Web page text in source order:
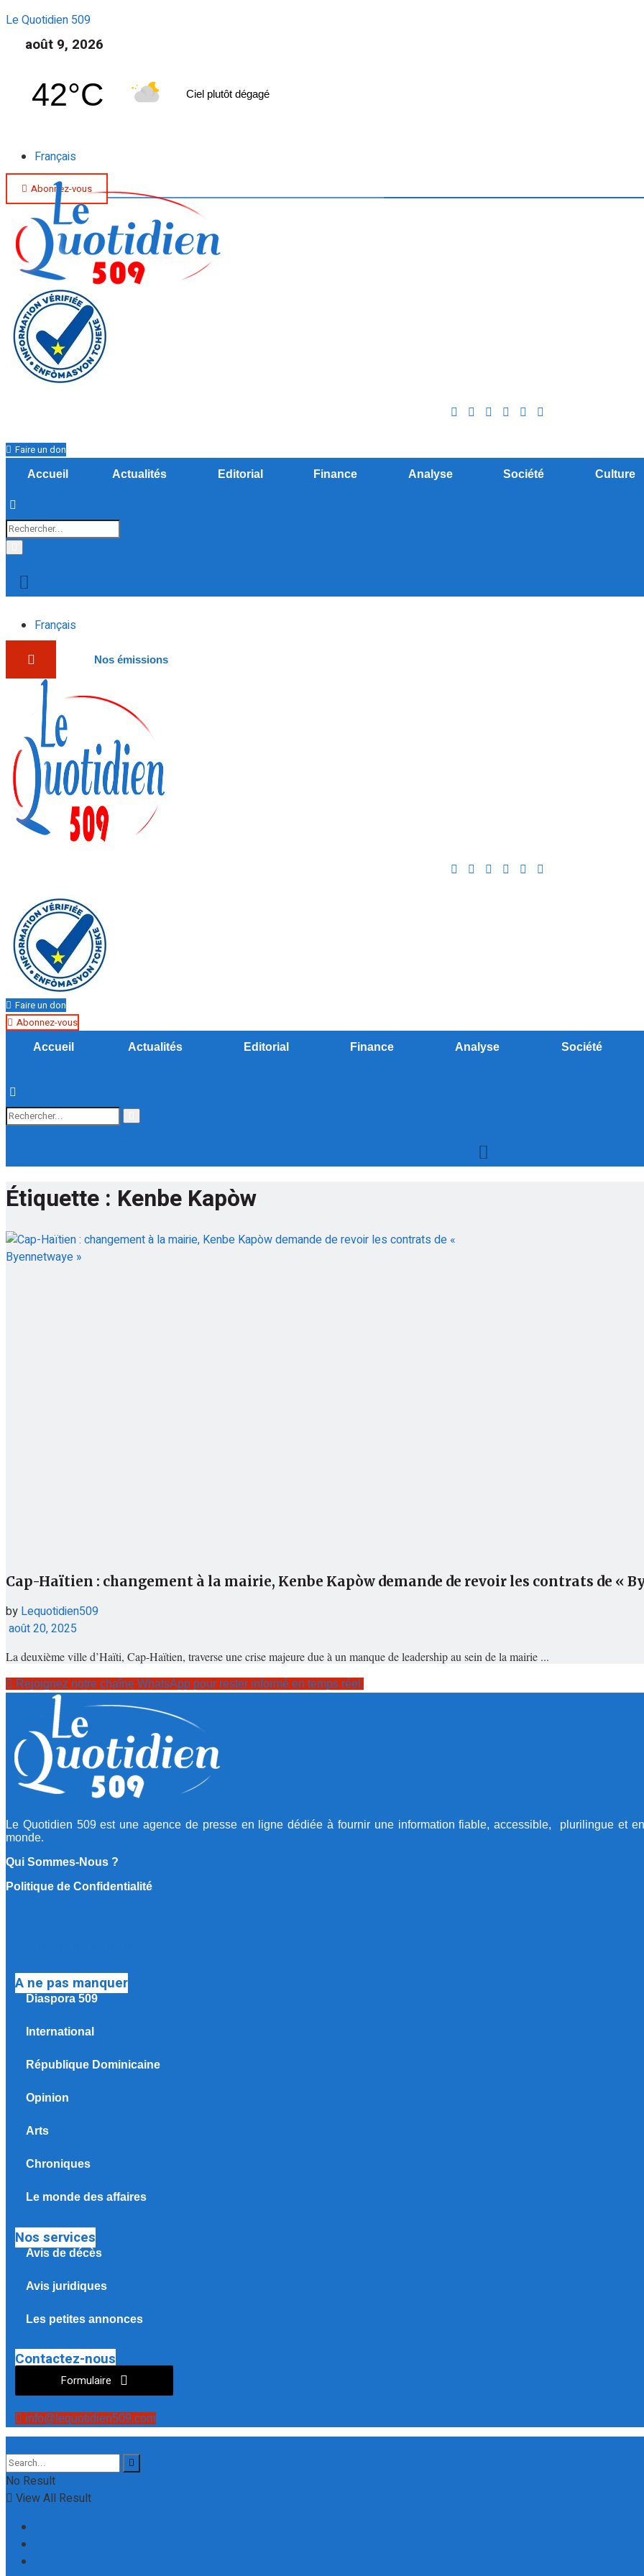
Le Quotidien 509
août 9, 2026
42°C Ciel plutôt dégagé
Français
Abonnez-vous
Faire un don
Accueil Actualités Editorial Finance Analyse Société Culture
Français
Nos émissions
Faire un don
Abonnez-vous
Accueil Actualités Editorial Finance Analyse Société
Étiquette : Kenbe Kapòw
Cap-Haïtien : changement à la mairie, Kenbe Kapòw demande de revoir les contrats de «
by Lequotidien509
août 20, 2025
La deuxième ville d’Haïti, Cap-Haïtien, traverse une crise majeure due à un manque de leadership au sein de la mairie ...
Rejoignez notre chaîne WhatsApp pour rester informé en temps réel.
Le Quotidien 509 est une agence de presse en ligne dédiée à fournir une information fiable, accessible, plurilingue et
monde.
Qui Sommes-Nous ?
Politique de Confidentialité
A ne pas manquer
Diaspora 509
International
République Dominicaine
Opinion
Arts
Chroniques
Le monde des affaires
Nos services
Avis de décès
Avis juridiques
Les petites annonces
Contactez-nous
Formulaire
info@lequotidien509.com
No Result
View All Result